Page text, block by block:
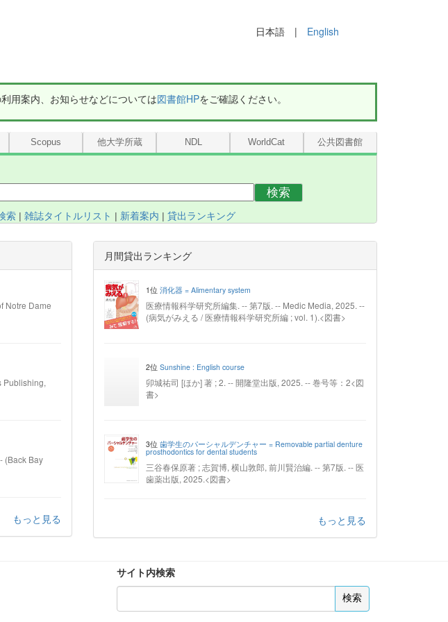
日本語 | English
用案内、お知らせなどについては図書館HPをご確認ください。
Scopus 他大学所蔵 NDL WorldCat 公共図書館
検索
索 |雑誌タイトルリスト | 新着案内 |貸出ランキング
Notre Dame
Publishing,
(Back Bay
もっと見る
月間貸出ランキング
1位消化器 = Alimentary system
医療情報科学研究所編集. -- 第7版. -- Medic Media, 2025. --
(病気がみえる / 医療情報科学研究所編 ; vol. 1).<図書>
2位Sunshine : English course
卯城祐司 [ほか] 著 ; 2. -- 開隆堂出版, 2025. -- 巻号等：2<図
書>
3位歯学生のパーシャルデンチャー = Removable partial denture
prosthodontics for dental students
三谷春保原著 ; 志賀博, 横山敦郎, 前川賢治編. -- 第7版. -- 医
歯薬出版, 2025.<図書>
もっと見る
サイト内検索
検索